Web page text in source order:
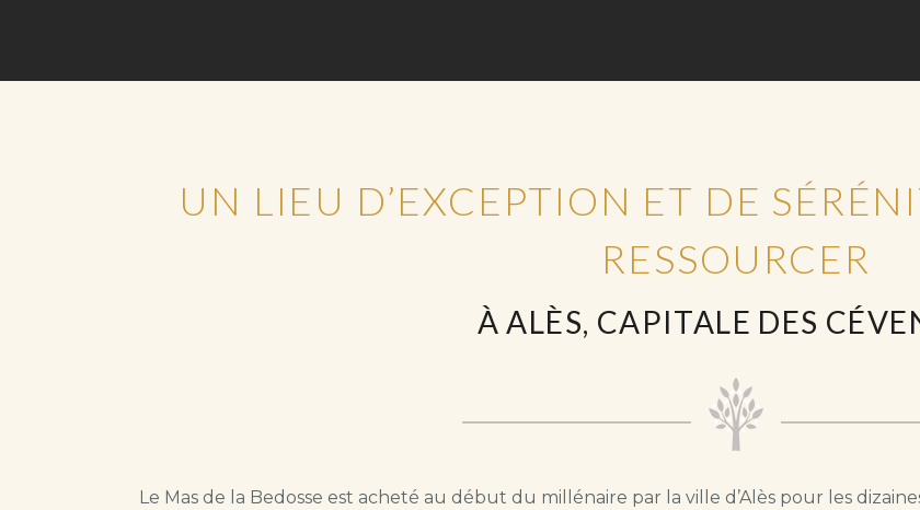
UN LIEU D’EXCEPTION ET DE
RESSOURCER
À ALÈS, CAPITALE DES
Le Mas de la Bedosse est acheté au début du millénaire par la ville d’Alès pour les